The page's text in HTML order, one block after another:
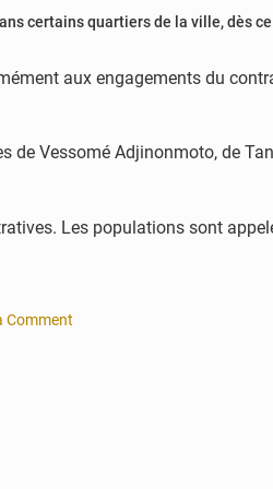
certains quartiers de la ville, dès
aux engagements du
de Vessomé Adjinonmoto, de
Les populations sont
Comment